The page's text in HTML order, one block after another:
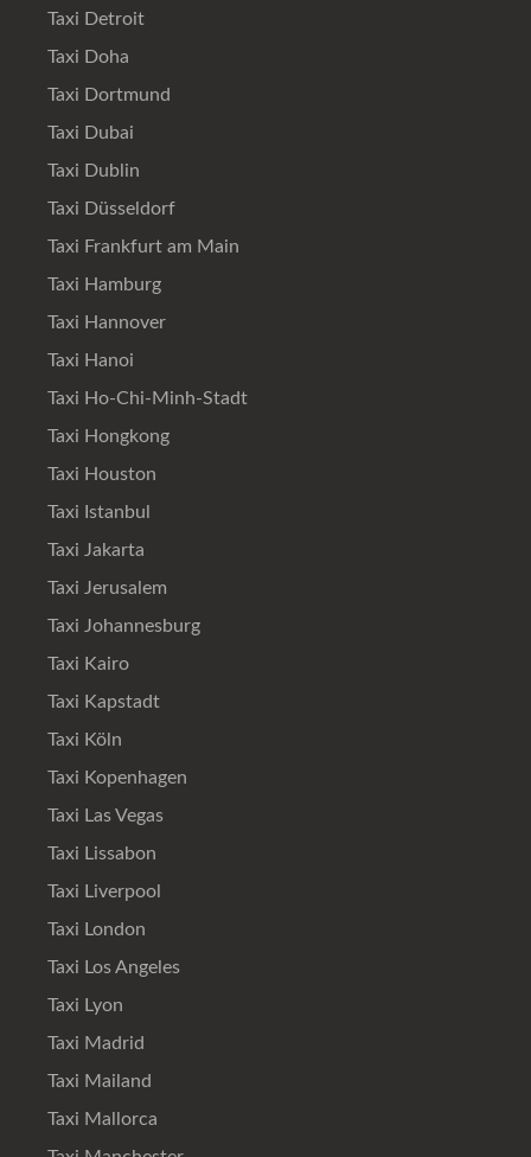
Taxi Detroit
Taxi Doha
Taxi Dortmund
Taxi Dubai
Taxi Dublin
Taxi Düsseldorf
Taxi Frankfurt am Main
Taxi Hamburg
Taxi Hannover
Taxi Hanoi
Taxi Ho-Chi-Minh-Stadt
Taxi Hongkong
Taxi Houston
Taxi Istanbul
Taxi Jakarta
Taxi Jerusalem
Taxi Johannesburg
Taxi Kairo
Taxi Kapstadt
Taxi Köln
Taxi Kopenhagen
Taxi Las Vegas
Taxi Lissabon
Taxi Liverpool
Taxi London
Taxi Los Angeles
Taxi Lyon
Taxi Madrid
Taxi Mailand
Taxi Mallorca